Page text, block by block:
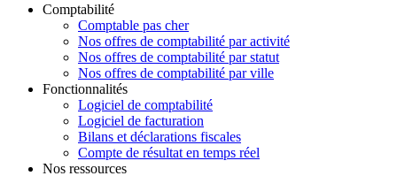
Comptabilité
Comptable pas cher
Nos offres de comptabilité par activité
Nos offres de comptabilité par statut
Nos offres de comptabilité par ville
Fonctionnalités
Logiciel de comptabilité
Logiciel de facturation
Bilans et déclarations fiscales
Compte de résultat en temps réel
Nos ressources